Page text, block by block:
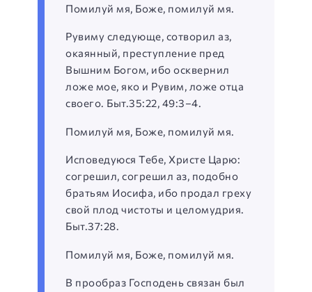
Помилуй мя, Боже, помилуй мя.
Рувиму следующе, сотворил аз,
окаянный, преступление пред
Вышним Богом, ибо осквернил
ложе мое, яко и Рувим, ложе отца
своего. Быт.35:22, 49:3–4.
Помилуй мя, Боже, помилуй мя.
Исповедуюся Тебе, Христе Царю:
согрешил, согрешил аз, подобно
братьям Иосифа, ибо продал греху
свой плод чистоты и целомудрия.
Быт.37:28.
Помилуй мя, Боже, помилуй мя.
В прообраз Господень связан был